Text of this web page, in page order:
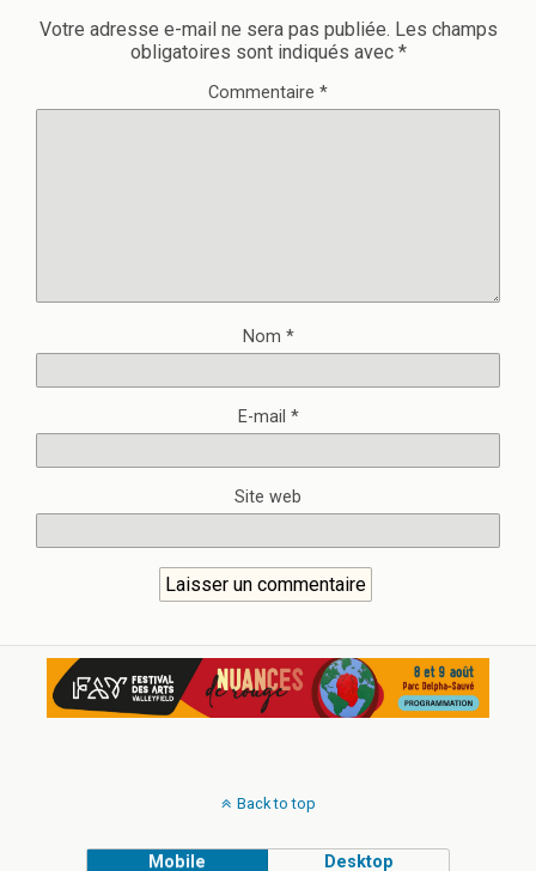
Votre adresse e-mail ne sera pas publiée. Les champs
obligatoires sont indiqués avec *
Commentaire *
Nom *
E-mail *
Site web
Back to top
Mobile Desktop